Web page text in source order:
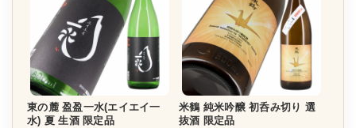
東の麓 盈盈一水(エイエイ一
水) 夏 生酒 限定品
米鶴 純米吟醸 初呑み切り 選
抜酒 限定品